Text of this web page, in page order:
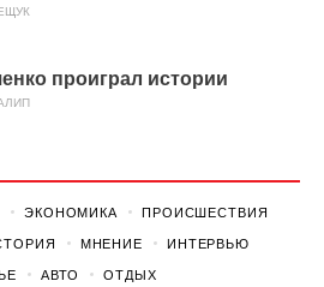
проиграл истории
ЭКОНОМИКА ПРОИСШЕСТВИЯ
МНЕНИЕ ИНТЕРВЬЮ
АВТО ОТДЫХ